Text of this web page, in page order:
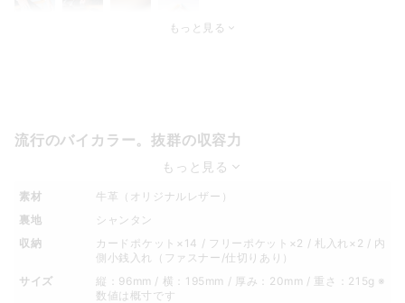
もっと見る
流行のバイカラー。抜群の収容力
もっと見る
素材
牛革（オリジナルレザー）
裏地
シャンタン
収納
カードポケット×14 / フリーポケット×2 / 札入れ×2 / 内
側小銭入れ（ファスナー/仕切りあり）
サイズ
縦：96mm / 横：195mm / 厚み：20mm / 重さ：215g ※
数値は概寸です